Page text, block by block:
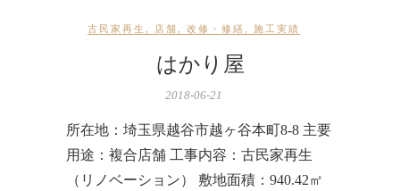
古民家再生 店舗 改修・修繕 施工実績
はかり屋
2018-06-21
所在地：埼玉県越谷市越ヶ谷本町8-8 主要
用途：複合店舗 工事内容：古民家再生
（リノベーション） 敷地面積：940.42㎡